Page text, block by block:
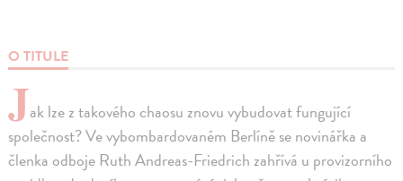
O TITULE
Jak lze z takového chaosu znovu vybudovat fungující
společnost? Ve vybombardovaném Berlíně se novinářka a
členka odboje Ruth Andreas-Friedrich zahřívá u provizorního